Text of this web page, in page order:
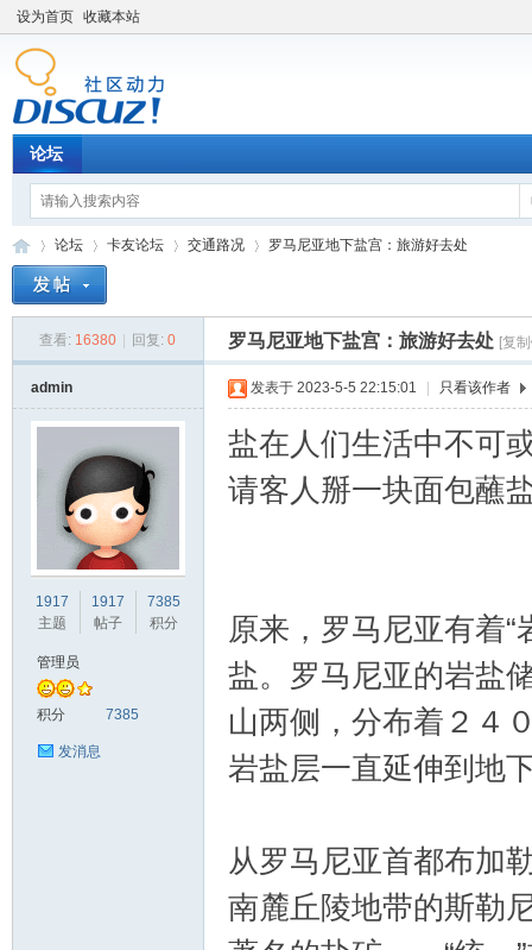
设为首页 收藏本站
论坛
论坛
›
卡友论坛
›
交通路况
›
罗马尼亚地下盐宫：旅游好去处
查看: 16380 回复: 0 罗马尼亚地下盐宫：旅游好去处 [复
admin
1917
主题
1917
帖子
7385
积分
管理员
积分 7385
发消息
发表于 2023-5-5 22:15:01 只看该作者
盐在人们生活中不可
请客人掰一块面包蘸
原来，罗马尼亚有着
盐。罗马尼亚的岩盐
山两侧，分布着２４
岩盐层一直延伸到地
从罗马尼亚首都布加
南麓丘陵地带的斯勒